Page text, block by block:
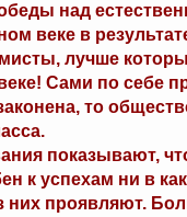
над
веке в
лучше
Сами по себе
то
показывают,
к успехам ни в
них проявляют.